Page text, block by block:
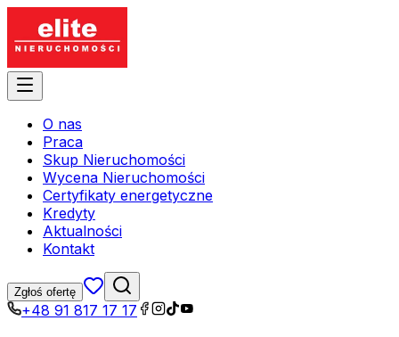
O nas
Praca
Skup Nieruchomości
Wycena Nieruchomości
Certyfikaty energetyczne
Kredyty
Aktualności
Kontakt
Zgłoś ofertę
+48 91 817 17 17